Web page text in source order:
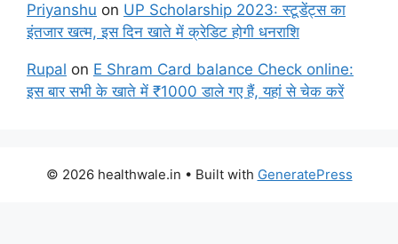
Priyanshu on UP Scholarship 2023: स्टूडेंट्स का
इंतजार खत्म, इस दिन खाते में क्रेडिट होगी धनराशि
Rupal on E Shram Card balance Check online:
इस बार सभी के खाते में ₹1000 डाले गए हैं, यहां से चेक करें
© 2026 healthwale.in • Built with GeneratePress